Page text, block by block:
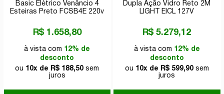
Basic Elétrico Venâncio 4
Esteiras Preto FCSB4E 220v
R$ 1.658,80
à vista com 12% de
desconto
ou 10x de R$ 188,50 sem
juros
Dupla Ação Vidro Reto 2M
LIGHT EICL 127V
R$ 5.279,12
à vista com 12% de
desconto
ou 10x de R$ 599,90sem
juros